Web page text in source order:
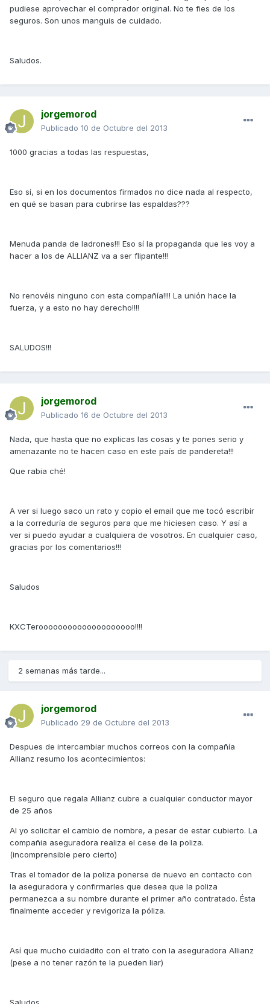
pudiese aprovechar el comprador original. No te fies de los
seguros. Son unos manguis de cuidado.
Saludos.
jorgemorod
Publicado 10 de Octubre del 2013
1000 gracias a todas las respuestas,
Eso sí, si en los documentos firmados no dice nada al respecto,
en qué se basan para cubrirse las espaldas???
Menuda panda de ladrones!!! Eso sí la propaganda que les voy a
hacer a los de ALLIANZ va a ser flipante!!!
No renovéis ninguno con esta compañía!!!! La unión hace la
fuerza, y a esto no hay derecho!!!!
SALUDOS!!!
jorgemorod
Publicado 16 de Octubre del 2013
Nada, que hasta que no explicas las cosas y te pones serio y
amenazante no te hacen caso en este país de pandereta!!!
Que rabia ché!
A ver si luego saco un rato y copio el email que me tocó escribir
a la correduría de seguros para que me hiciesen caso. Y así a
ver si puedo ayudar a cualquiera de vosotros. En cualquier caso,
gracias por los comentarios!!!
Saludos
KXCTeroooooooooooooooooooo!!!!
2 semanas más tarde...
jorgemorod
Publicado 29 de Octubre del 2013
Despues de intercambiar muchos correos con la compañía
Allianz resumo los acontecimientos:
El seguro que regala Allianz cubre a cualquier conductor mayor
de 25 años
Al yo solicitar el cambio de nombre, a pesar de estar cubierto. La
compañia aseguradora realiza el cese de la poliza.
(incomprensible pero cierto)
Tras el tomador de la poliza ponerse de nuevo en contacto con
la aseguradora y confirmarles que desea que la poliza
permanezca a su nombre durante el primer año contratado. Ésta
finalmente acceder y revigoriza la póliza.
Así que mucho cuidadito con el trato con la aseguradora Allianz
(pese a no tener razón te la pueden liar)